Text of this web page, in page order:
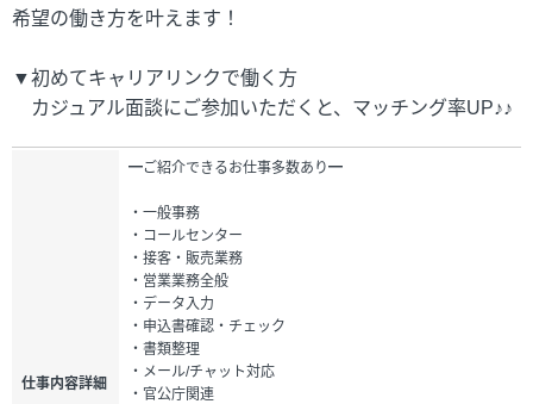
希望の働き方を叶えます！
▼初めてキャリアリンクで働く方
カジュアル面談にご参加いただくと、マッチング率UP♪♪
仕事内容詳細
━ご紹介できるお仕事多数あり━
・一般事務
・コールセンター
・接客・販売業務
・営業業務全般
・データ入力
・申込書確認・チェック
・書類整理
・メール/チャット対応
・官公庁関連